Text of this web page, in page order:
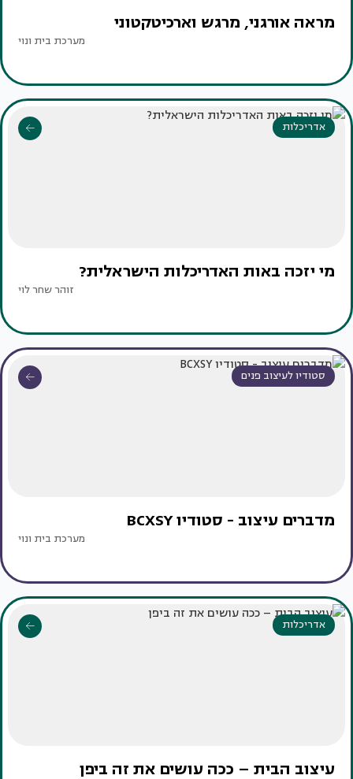
מראה אורגני, מרגש וארכיטקטוני
מערכת בית ונוי
אדריכלות
מי יזכה באות האדריכלות הישראלית?
זוהר שחר לוי
סטודיו לעיצוב פנים
מדברים עיצוב - סטודיו BCXSY
מערכת בית ונוי
אדריכלות
עיצוב הבית – ככה עושים את זה ביפן